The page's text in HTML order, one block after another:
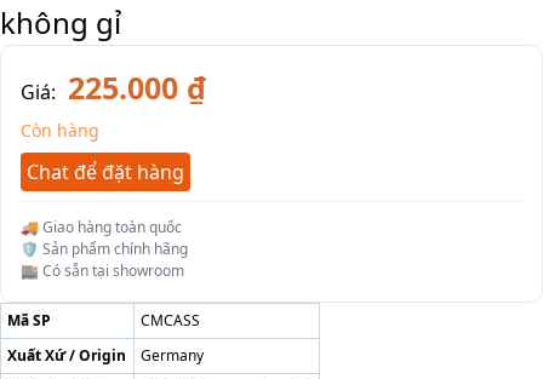
không gỉ
Giá: 225.000 ₫
Còn hàng
Chat để đặt hàng
🚚 Giao hàng toàn quốc
🛡️ Sản phẩm chính hãng
🏬 Có sẵn tại showroom
Mã SP
CMCASS
Xuất Xứ / Origin
Germany